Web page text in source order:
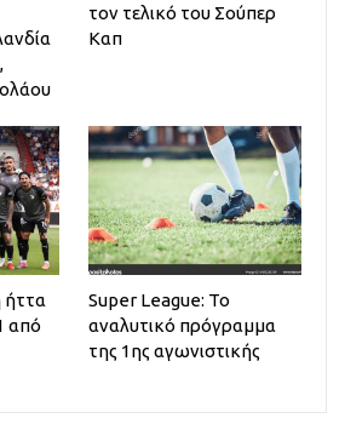
τον τελικό του Σούπερ
Καπ
ήττα
από
Super League: Το
αναλυτικό πρόγραμμα
της 1ης αγωνιστικής